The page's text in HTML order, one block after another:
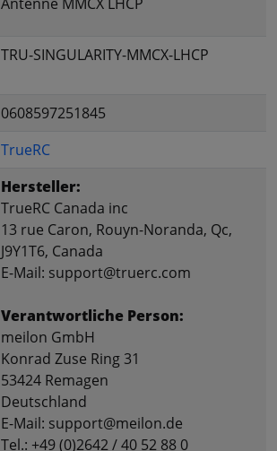
TRU-SINGULARITY-MMCX-LHCP
0608597251845
TrueRC
Hersteller:
TrueRC Canada inc
13 rue Caron, Rouyn-Noranda, Qc,
J9Y1T6, Canada
E-Mail: support@truerc.com
Verantwortliche Person:
meilon GmbH
Konrad Zuse Ring 31
53424 Remagen
Deutschland
E-Mail: support@meilon.de
Tel.: +49 (0)2642 / 40 52 88 0